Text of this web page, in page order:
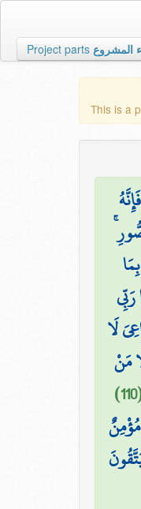
Project parts المشروع
This is a
لَا
مَنْ